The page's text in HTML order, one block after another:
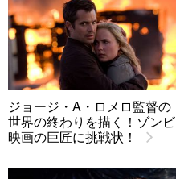
ジョージ・A・ロメロ監督の
世界の終わりを描く！ゾンビ
映画の巨匠に挑戦状！